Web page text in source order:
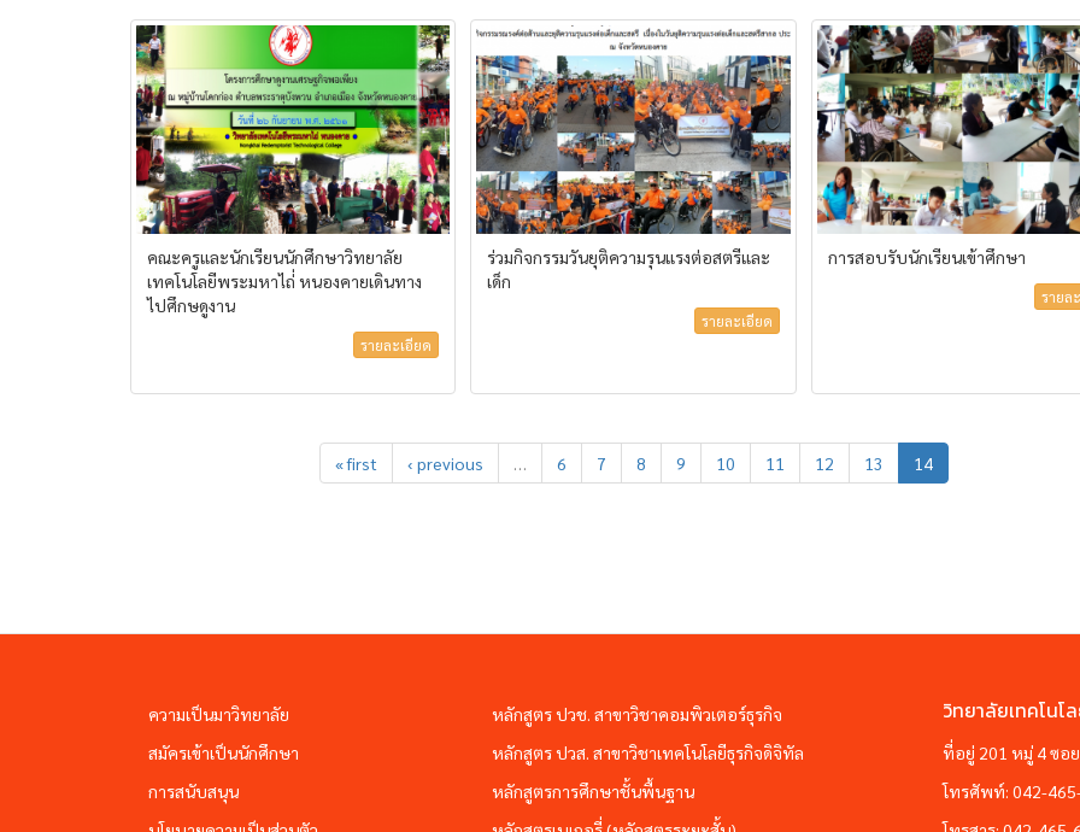
คณะครูและนักเรียนนักศึกษาวิทยาลัย
เทคโนโลยีพระมหาไถ่่ หนองคายเดินทาง
ไปศึกษดูงาน
รายละเอียด
ร่วมกิจกรรมวันยุติความรุนแรงต่อสตรีและ
เด็ก
รายละเอียด
การสอบรับนักเรียนเข้าศึกษา
รายล
« first ‹ previous … 6 7 8 9 10 11 12 13 14
ความเป็นมาวิทยาลัย
สมัครเข้าเป็นนักศึกษา
การสนับสนุน
หลักสูตร ปวช. สาขาวิชาคอมพิวเตอร์ธุรกิจ
หลักสูตร ปวส. สาขาวิชาเทคโนโลยีธุรกิจดิจิทัล
หลักสูตรการศึกษาชั้นพื้นฐาน
วิทยาลัยเทคโนโ
ที่อยู่ 201 หมู่ 4 ซอ
โทรศัพท์: 042-